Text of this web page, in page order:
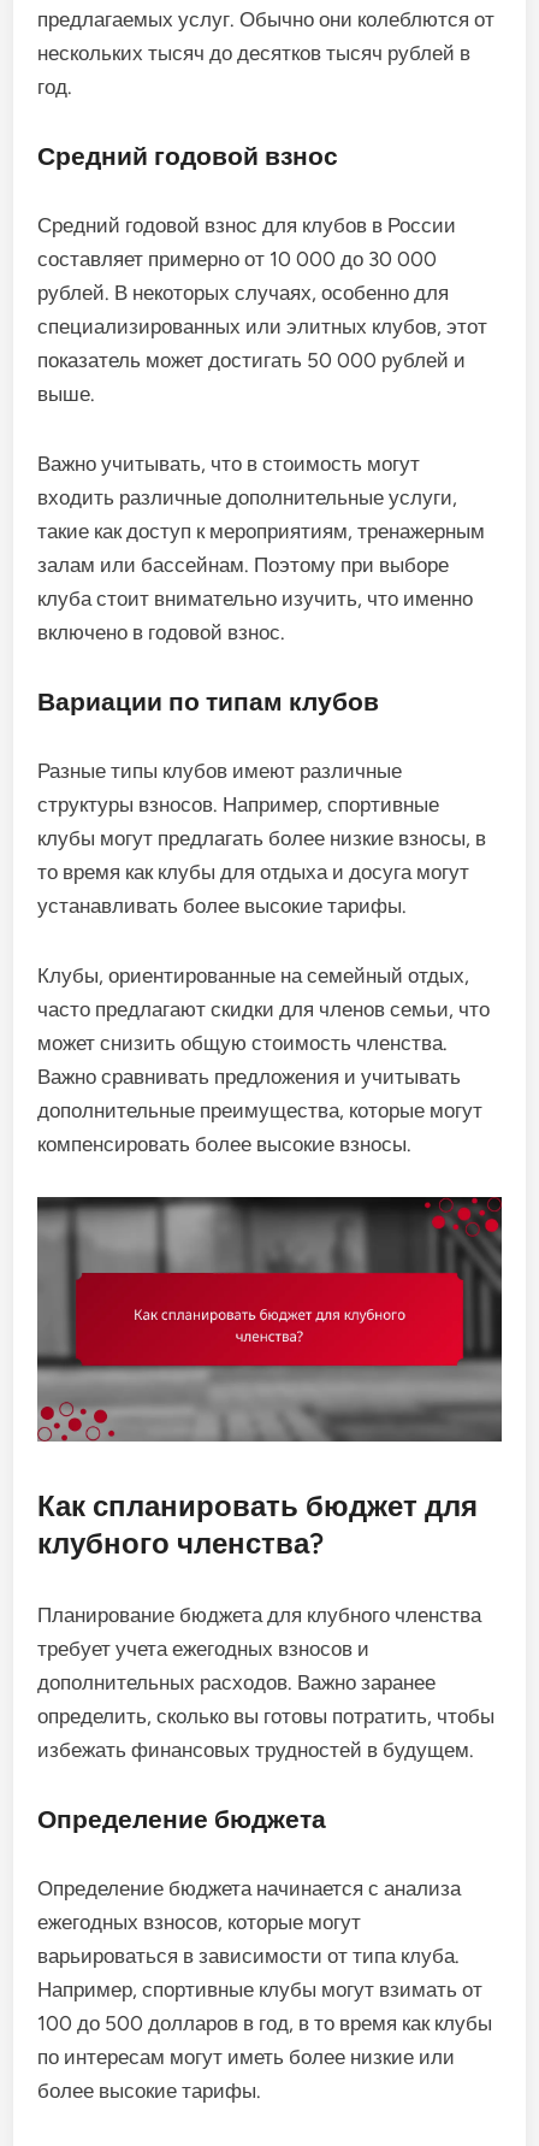
предлагаемых услуг. Обычно они колеблются от
нескольких тысяч до десятков тысяч рублей в
год.
Средний годовой взнос
Средний годовой взнос для клубов в России
составляет примерно от 10 000 до 30 000
рублей. В некоторых случаях, особенно для
специализированных или элитных клубов, этот
показатель может достигать 50 000 рублей и
выше.
Важно учитывать, что в стоимость могут
входить различные дополнительные услуги,
такие как доступ к мероприятиям, тренажерным
залам или бассейнам. Поэтому при выборе
клуба стоит внимательно изучить, что именно
включено в годовой взнос.
Вариации по типам клубов
Разные типы клубов имеют различные
структуры взносов. Например, спортивные
клубы могут предлагать более низкие взносы, в
то время как клубы для отдыха и досуга могут
устанавливать более высокие тарифы.
Клубы, ориентированные на семейный отдых,
часто предлагают скидки для членов семьи, что
может снизить общую стоимость членства.
Важно сравнивать предложения и учитывать
дополнительные преимущества, которые могут
компенсировать более высокие взносы.
Как спланировать бюджет для
клубного членства?
Планирование бюджета для клубного членства
требует учета ежегодных взносов и
дополнительных расходов. Важно заранее
определить, сколько вы готовы потратить, чтобы
избежать финансовых трудностей в будущем.
Определение бюджета
Определение бюджета начинается с анализа
ежегодных взносов, которые могут
варьироваться в зависимости от типа клуба.
Например, спортивные клубы могут взимать от
100 до 500 долларов в год, в то время как клубы
по интересам могут иметь более низкие или
более высокие тарифы.